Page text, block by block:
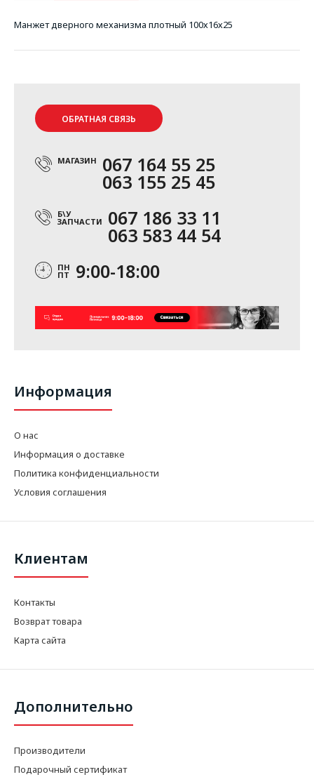
Манжет дверного механизма плотный 100х16х25
ОБРАТНАЯ СВЯЗЬ
МАГАЗИН 067 164 55 25
063 155 25 45
Б\У
ЗАПЧАСТИ 067 186 33 11
063 583 44 54
ПН
ПТ 9:00-18:00
Информация
О нас
Информация о доставке
Политика конфиденциальности
Условия соглашения
Клиентам
Контакты
Возврат товара
Карта сайта
Дополнительно
Производители
Подарочный сертификат